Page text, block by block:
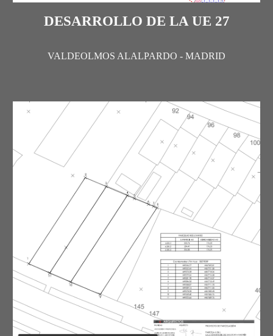
DESARROLLO DE LA UE 27
VALDEOLMOS ALALPARDO - MADRID